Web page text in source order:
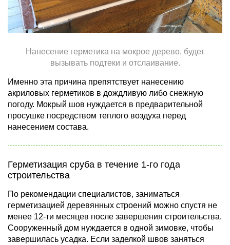
Нанесение герметика на мокрое дерево, будет
вызывать подтеки и отслаивание.
Именно эта причина препятствует нанесению
акриловых герметиков в дождливую либо снежную
погоду. Мокрый шов нуждается в предварительной
просушке посредством теплого воздуха перед
нанесением состава.
Герметизация сруба в течение 1-го года
строительства
По рекомендации специалистов, заниматься
герметизацией деревянных строений можно спустя не
менее 12-ти месяцев после завершения строительства.
Сооруженный дом нуждается в одной зимовке, чтобы
завершилась усадка. Если заделкой швов заняться